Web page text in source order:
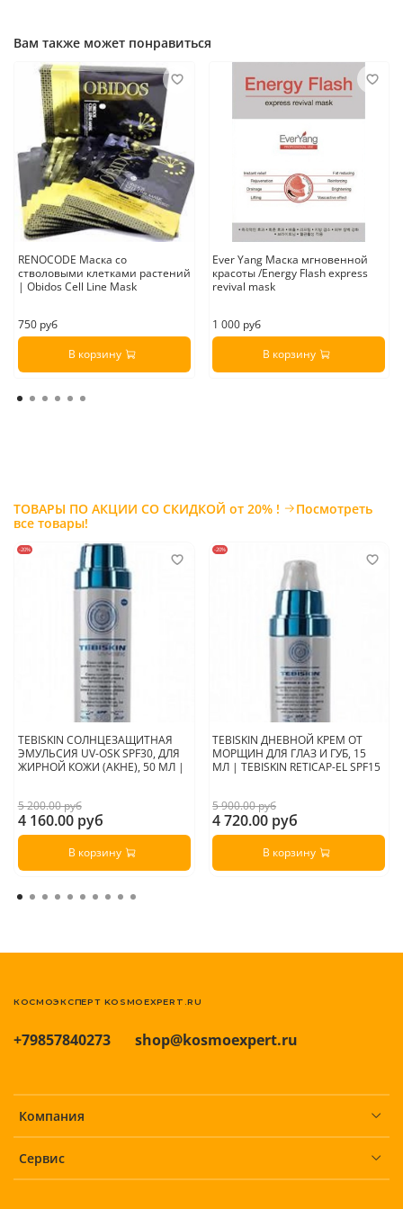
Страна производитель:Швейцария
Вам также может понравиться
RENOCODE Маска со
стволовыми клетками растений
| Obidos Cell Line Mask
750 руб
В корзину
Ever Yang Маска мгновенной
красоты /Energy Flash express
revival mask
1 000 руб
В корзину
ТОВАРЫ ПО АКЦИИ СО СКИДКОЙ от 20% !
Посмотреть
все товары!
-20%
TEBISKIN СОЛНЦЕЗАЩИТНАЯ
ЭМУЛЬСИЯ UV-OSK SPF30, ДЛЯ
ЖИРНОЙ КОЖИ (АКНЕ), 50 МЛ |
5 200.00 руб
4 160.00 руб
В корзину
-20%
TEBISKIN ДНЕВНОЙ КРЕМ ОТ
МОРЩИН ДЛЯ ГЛАЗ И ГУБ, 15
МЛ | TEBISKIN RETICAP-EL SPF15
5 900.00 руб
4 720.00 руб
В корзину
Компания
Сервис
+79857840273 shop@kosmoexpert.ru
КОСМОЭКСПЕРТ KOSMOEXPERT.RU